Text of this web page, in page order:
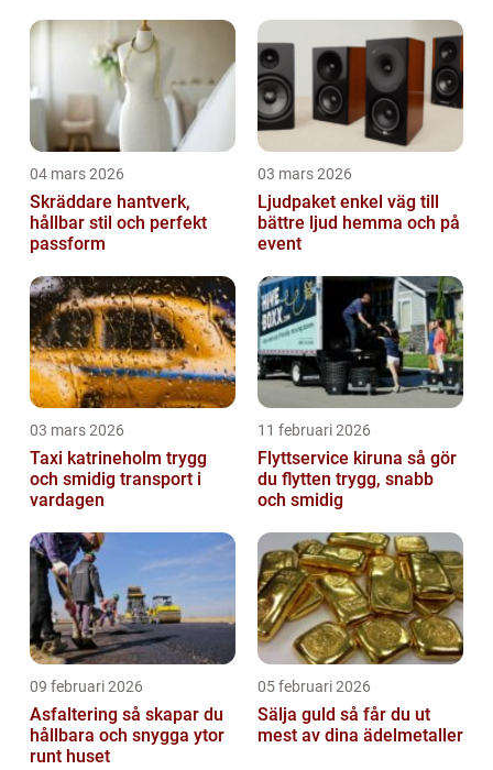
04 mars 2026
Skräddare hantverk,
hållbar stil och perfekt
passform
03 mars 2026
Ljudpaket enkel väg till
bättre ljud hemma och på
event
03 mars 2026
Taxi katrineholm trygg
och smidig transport i
vardagen
11 februari 2026
Flyttservice kiruna så gör
du flytten trygg, snabb
och smidig
09 februari 2026
Asfaltering så skapar du
hållbara och snygga ytor
runt huset
05 februari 2026
Sälja guld så får du ut
mest av dina ädelmetaller